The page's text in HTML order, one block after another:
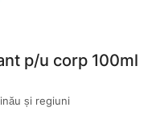
p/u corp 100ml
și regiuni